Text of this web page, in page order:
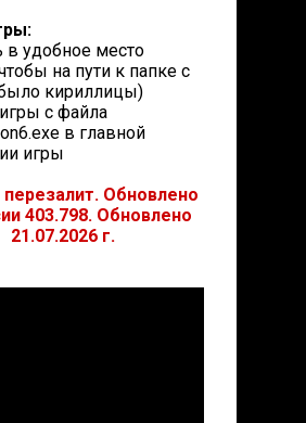
в удобное место
на пути к папке с
кириллицы)
с файла
в главной
игры
Обновлено
403.798. Обновлено
21.07.2026 г.